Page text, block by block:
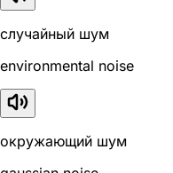
случайный шум
environmental noise
окружающий шум